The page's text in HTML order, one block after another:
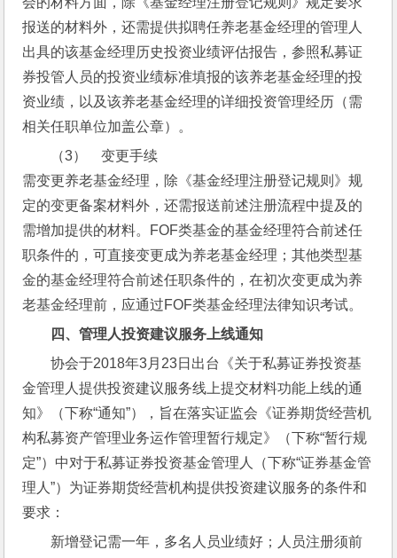
报送的材料外，还需提供拟聘任养老基金经理的管理人
出具的该基金经理历史投资业绩评估报告，参照私募证
券投管人员的投资业绩标准填报的该养老基金经理的投
资业绩，以及该养老基金经理的详细投资管理经历（需
相关任职单位加盖公章）。
（3）    变更手续
需变更养老基金经理，除《基金经理注册登记规则》规
定的变更备案材料外，还需报送前述注册流程中提及的
需增加提供的材料。FOF类基金的基金经理符合前述任
职条件的，可直接变更成为养老基金经理；其他类型基
金的基金经理符合前述任职条件的，在初次变更成为养
老基金经理前，应通过FOF类基金经理法律知识考试。
四、管理人投资建议服务上线通知
协会于2018年3月23日出台《关于私募证券投资基
金管理人提供投资建议服务线上提交材料功能上线的通
知》（下称“通知”），旨在落实证监会《证券期货经营机
构私募资产管理业务运作管理暂行规定》（下称“暂行规
定”）中对于私募证券投资基金管理人（下称“证券基金管
理人”）为证券期货经营机构提供投资建议服务的条件和
要求：
新增登记需一年，多名人员业绩好；人员注册须前